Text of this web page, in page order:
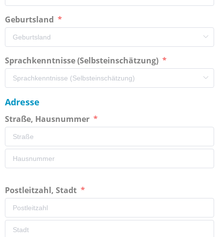
Geburtsland
Sprachkenntnisse (Selbsteinschätzung)
Adresse
Straße, Hausnummer
Postleitzahl, Stadt